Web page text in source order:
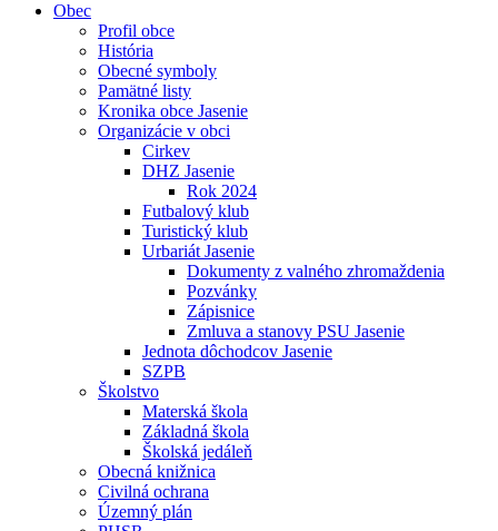
Obec
Profil obce
História
Obecné symboly
Pamätné listy
Kronika obce Jasenie
Organizácie v obci
Cirkev
DHZ Jasenie
Rok 2024
Futbalový klub
Turistický klub
Urbariát Jasenie
Dokumenty z valného zhromaždenia
Pozvánky
Zápisnice
Zmluva a stanovy PSU Jasenie
Jednota dôchodcov Jasenie
SZPB
Školstvo
Materská škola
Základná škola
Školská jedáleň
Obecná knižnica
Civilná ochrana
Územný plán